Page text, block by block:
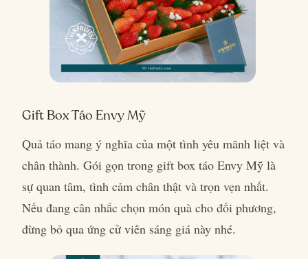
Gift Box Táo Envy Mỹ
Quả táo mang ý nghĩa của một tình yêu mãnh liệt và
chân thành. Gói gọn trong gift box táo Envy Mỹ là
sự quan tâm, tình cảm chân thật và trọn vẹn nhất.
Nếu đang cân nhắc chọn món quà cho đối phương,
đừng bỏ qua ứng cử viên sáng giá này nhé.